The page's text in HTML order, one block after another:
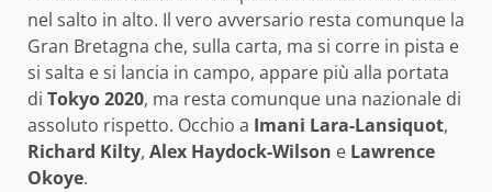
nel salto in alto. Il vero avversario resta comunque la
Gran Bretagna che, sulla carta, ma si corre in pista e
si salta e si lancia in campo, appare più alla portata
di Tokyo 2020, ma resta comunque una nazionale di
assoluto rispetto. Occhio a Imani Lara-Lansiquot,
Richard Kilty, Alex Haydock-Wilson e Lawrence
Okoye.